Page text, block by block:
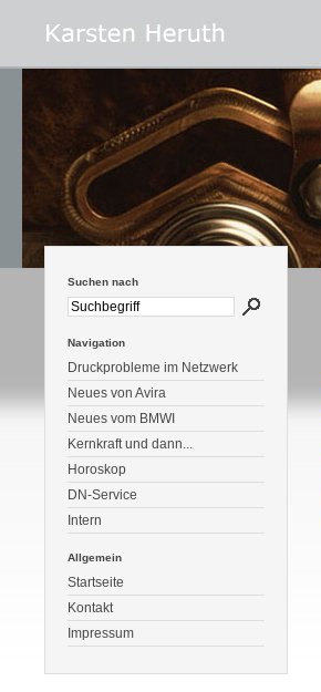
Suchen nach
Navigation
Druckprobleme im Netzwerk
Neues von Avira
Neues vom BMWI
Kernkraft und dann...
Horoskop
DN-Service
Intern
Allgemein
Startseite
Kontakt
Impressum